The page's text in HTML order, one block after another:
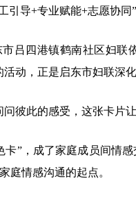
引导+专业赋能+志愿协
四港镇鹤南社区妇联
动，正是启东市妇联深
此的感受，这张卡片
，成了家庭成员间情感
庭情感沟通的起点。